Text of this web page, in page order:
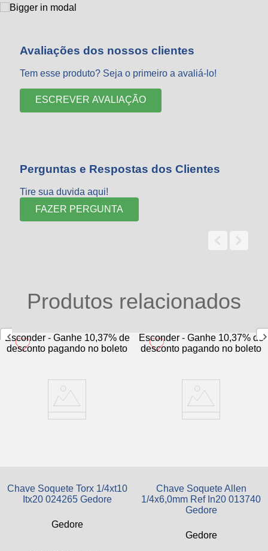
Avaliações dos nossos clientes
Tem esse produto? Seja o primeiro a avaliá-lo!
ESCREVER AVALIAÇÃO
Perguntas e Respostas dos Clientes
Tire sua duvida aqui!
FAZER PERGUNTA
Produtos relacionados
Esconder - Ganhe 10,37% de
desconto pagando no boleto
Chave Soquete Torx 1/4xt10
Itx20 024265 Gedore
Gedore
Esconder - Ganhe 10,37% de
desconto pagando no boleto
Chave Soquete Allen
1/4x6,0mm Ref In20 013740
Gedore
Gedore